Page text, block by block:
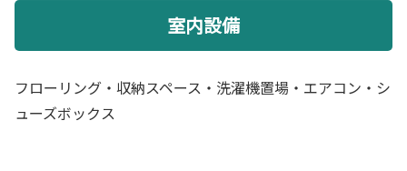
室内設備
フローリング・収納スペース・洗濯機置場・エアコン・シ
ューズボックス